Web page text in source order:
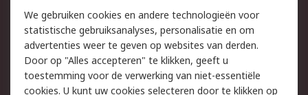
Track & Trace
Wettelijk
Cookiebeleid Email veiligheid
We gebruiken cookies en andere technologieën voor
statistische gebruiksanalyses, personalisatie en om
advertenties weer te geven op websites van derden.
Door op "Alles accepteren" te klikken, geeft u
toestemming voor de verwerking van niet-essentiële
cookies. U kunt uw cookies selecteren door te klikken op